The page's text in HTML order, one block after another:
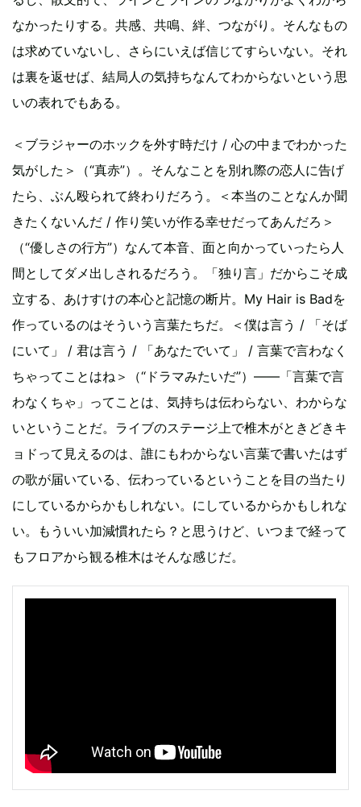
なかったりする。共感、共鳴、絆、つながり。そんなもの
は求めていないし、さらにいえば信じてすらいない。それ
は裏を返せば、結局人の気持ちなんてわからないという思
いの表れでもある。
＜ブラジャーのホックを外す時だけ / 心の中までわかった
気がした＞（“真赤”）。そんなことを別れ際の恋人に告げ
たら、ぶん殴られて終わりだろう。＜本当のことなんか聞
きたくないんだ / 作り笑いが作る幸せだってあんだろ＞
（“優しさの行方”）なんて本音、面と向かっていったら人
間としてダメ出しされるだろう。「独り言」だからこそ成
立する、あけすけの本心と記憶の断片。My Hair is Badを
作っているのはそういう言葉たちだ。＜僕は言う / 「そば
にいて」 / 君は言う / 「あなたでいて」 / 言葉で言わなく
ちゃってことはね＞（“ドラマみたいだ”）――「言葉で言
わなくちゃ」ってことは、気持ちは伝わらない、わからな
いということだ。ライブのステージ上で椎木がときどきキ
ョドって見えるのは、誰にもわからない言葉で書いたはず
の歌が届いている、伝わっているということを目の当たり
にしているからかもしれない。にしているからかもしれな
い。もういい加減慣れたら？と思うけど、いつまで経って
もフロアから観る椎木はそんな感じだ。